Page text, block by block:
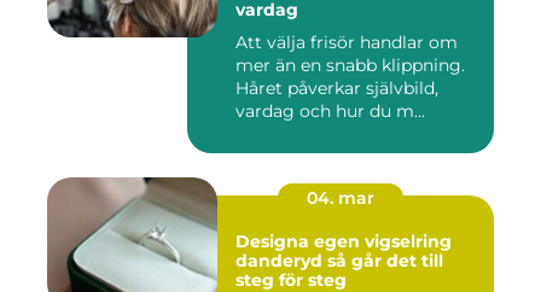
vardag
Att välja frisör handlar om
mer än en snabb klippning.
Håret påverkar självbild,
vardag och hur du m...
04. mar
Designa egen vigselring
danderyd så går det till
steg för steg